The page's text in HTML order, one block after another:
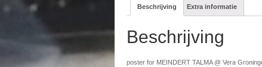
Beschrijving Extra informatie
Beschrijving
poster for MEINDERT TALMA @ Vera